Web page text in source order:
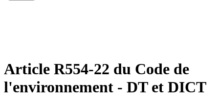
Article R554-22 du Code de
l'environnement - DT et DICT